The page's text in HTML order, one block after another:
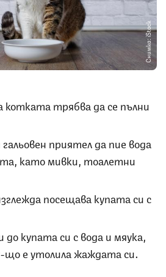
Снимка: iStock
котката трябва да се пълни
приятел да пие вода
като мивки, тоалетни
посещава купата си с
купата си с вода и мяука,
що е утолила жаждата си.